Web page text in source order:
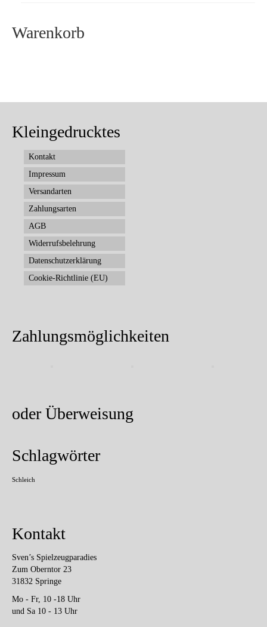
Warenkorb
Kleingedrucktes
Kontakt
Impressum
Versandarten
Zahlungsarten
AGB
Widerrufsbelehrung
Datenschutzerklärung
Cookie-Richtlinie (EU)
Zahlungsmöglichkeiten
oder Überweisung
Schlagwörter
Schleich
Kontakt
Sven’s Spielzeugparadies
Zum Oberntor 23
31832 Springe
Mo - Fr, 10 -18 Uhr
und Sa 10 - 13 Uhr